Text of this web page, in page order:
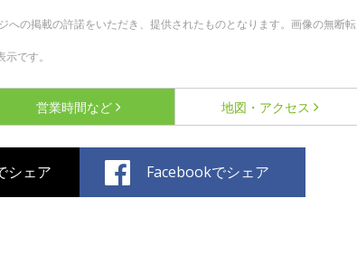
の掲載の許諾をいただき、提供されたものとなります。画像の無断転
です。
営業時間など 地図・アクセス
シェア Facebookでシェア